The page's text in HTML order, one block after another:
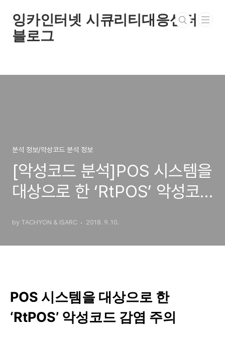
잉카인터넷 시큐리티대응센터
블로그
분석 정보/악성코드 분석 정보
[악성코드 분석]POS 시스템을
대상으로 한 ‘RtPOS’ 악성코
by TACHYON & ISARC 2018. 9. 10.
POS 시스템을 대상으로 한
‘RtPOS’ 악성코드 감염 주의